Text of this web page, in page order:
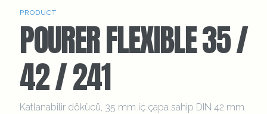
PRODUCT
POURER FLEXIBLE 35 /
42 / 241
Katlanabilir dökücü, 35 mm iç çapa sahip DIN 42 mm